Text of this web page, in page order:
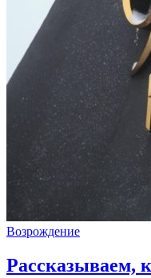
Возрождение
Рассказываем,